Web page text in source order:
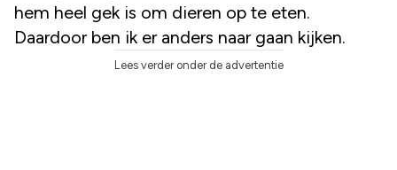
hem heel gek is om dieren op te eten.
Daardoor ben ik er anders naar gaan kijken.
Lees verder onder de advertentie